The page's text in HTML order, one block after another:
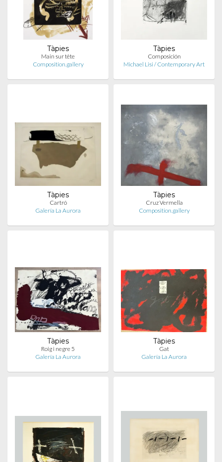
Tàpies
Main sur tête
Composition.gallery
Tàpies
Composición
Michael Lisi / Contemporary Art
Tàpies
Cartró
Galería La Aurora
Tàpies
Cruz Vermella
Composition.gallery
Tàpies
Roig i negre 5
Galería La Aurora
Tàpies
Gat
Galería La Aurora